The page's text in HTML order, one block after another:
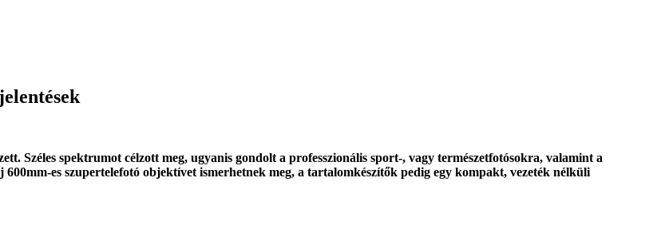
Széles spektrumot célzott meg, ugyanis gondolt a professzionális sport-, vagy természetfotósokra, valamint a
es szupertelefotó objektívet ismerhetnek meg, a tartalomkészítők pedig egy kompakt, vezeték nélküli